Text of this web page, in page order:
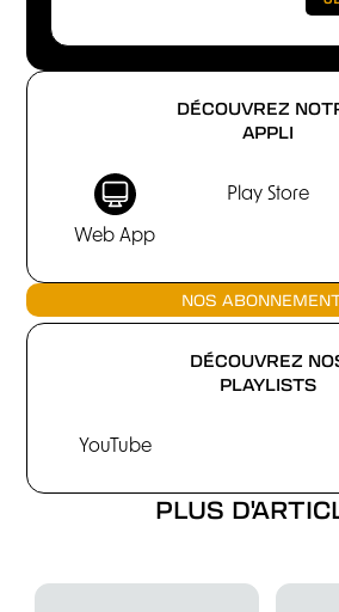
DÉCOUVREZ
APPLI
Web App
Play Store
NOS
DÉCOUVREZ
PLAYLISTS
YouTube
PLUS